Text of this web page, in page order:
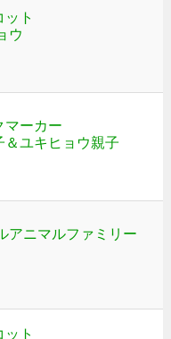
ト
ウ
マーカー
＆ユキヒョウ親子
アニマルファミリー
ト